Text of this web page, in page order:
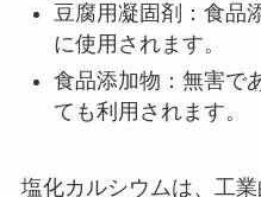
豆腐用凝固剤：食品
に使用されます。
食品添加物：無害で
ても利用されます。
塩化カルシウムは、工